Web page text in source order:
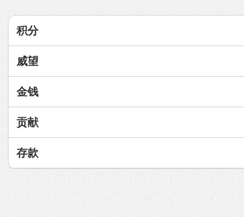
积分
威望
金钱
贡献
存款